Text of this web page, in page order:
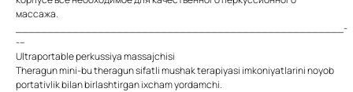
массажа.
____________________________________________________-
---
Ultraportable perkussiya massajchisi
Theragun mini-bu theragun sifatli mushak terapiyasi imkoniyatlarini noyob
portativlik bilan birlashtirgan ixcham yordamchi.